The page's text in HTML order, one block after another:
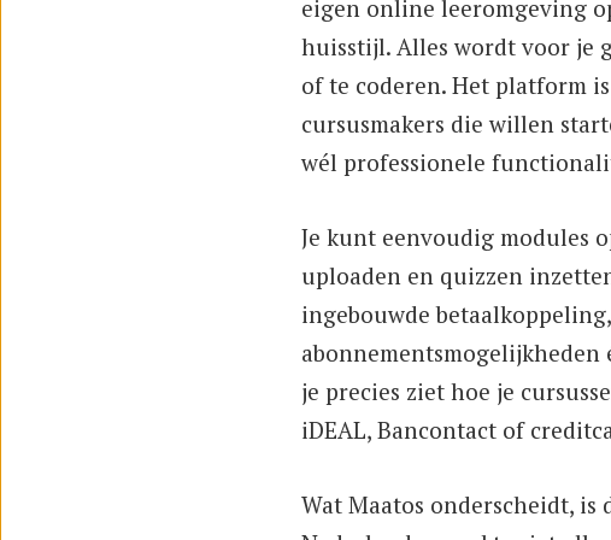
eigen online leeromgeving
huisstijl. Alles wordt voor je
of te coderen. Het platform
cursusmakers die willen
wél professionele
Je kunt eenvoudig modules
uploaden en quizzen
ingebouwde
je precies ziet hoe je
iDEAL, Bancontact of
Wat Maatos onderscheidt,